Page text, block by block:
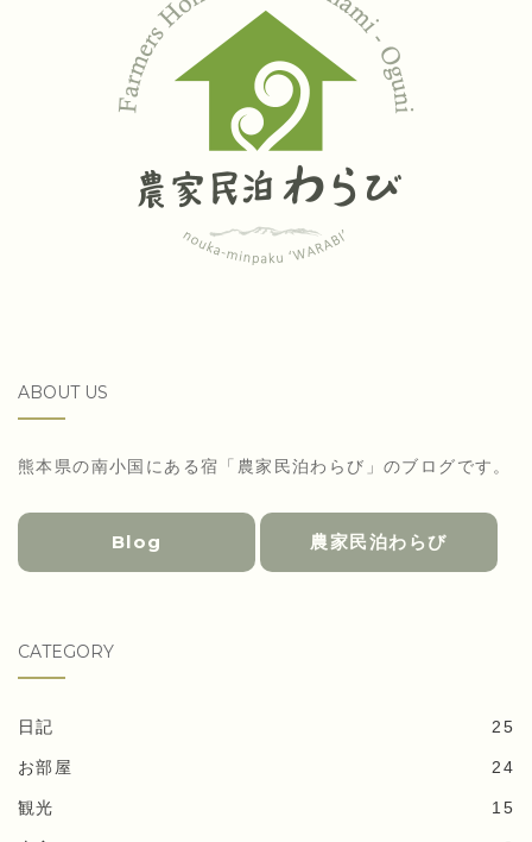
ABOUT US
熊本県の南小国にある宿「農家民泊わらび」のブログです。
Blog 農家民泊わらび
CATEGORY
日記 25
お部屋 24
観光 15